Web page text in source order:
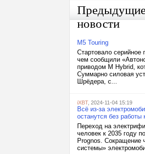
новости
M5 Touring
Стартовало серийное
чем сообщили
приводом M Hybrid,
Суммарно силовая
Шрёдера, с...
iXBT, 2024-11-04 15:19
Всё из-за
останутся без работы
Переход на
человек к 2035 году
Prognos. Сокращение
системы»